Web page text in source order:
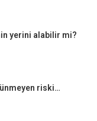
19 gibi diğer
kolayca
yaygın
öksürük,
almada zorluktur.
beslenme
Tüm
yerini alabilir mi?
riski…